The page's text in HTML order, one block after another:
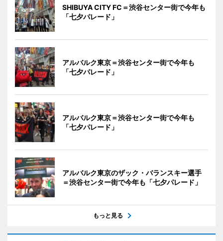
SHIBUYA CITY FC＝渋谷センター街で今年も
「七夕パレード」
アルバルク東京＝渋谷センター街で今年も
「七夕パレード」
アルバルク東京＝渋谷センター街で今年も
「七夕パレード」
アルバルク東京のザック・バランスキー選手
＝渋谷センター街で今年も「七夕パレード」
もっと見る